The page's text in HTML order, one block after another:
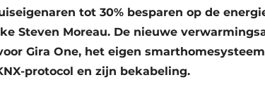
tot 30% besparen op de
Steven Moreau. De nieuwe
Gira One, het eigen
protocol en zijn bekabeling.